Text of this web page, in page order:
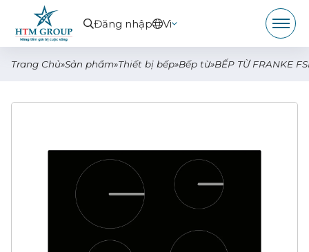
Đăng nhập Vi
Trang Chủ»Sản phẩm»Thiết bị bếp»Bếp từ»BẾP TỪ FRANKE